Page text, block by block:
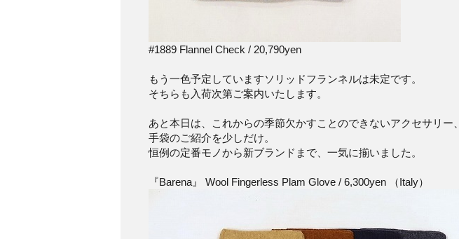
#1889 Flannel Check / 20,790yen
もう一色予定していますソリッドフランネルは未定です。
そちらも入荷次第ご案内いたします。
あと本日は、これからの季節欠かすことのできないアクセサリー、
手袋のご紹介を少しだけ。
恒例の定番モノから新ブランドまで、一気に揃いました。
『Barena』 Wool Fingerless Plam Glove / 6,300yen （Italy）